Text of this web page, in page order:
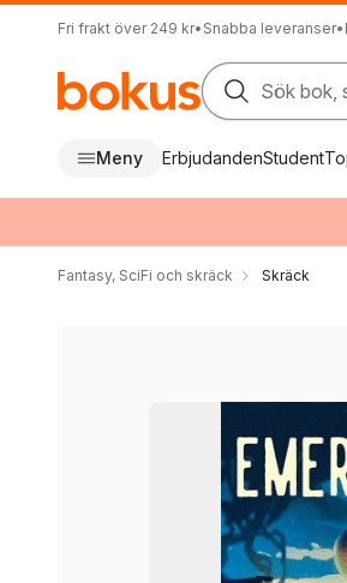
Fri frakt över 249 kr• Snabba leveranser•
Sök bok,
Meny ErbjudandenStudent
Fantasy, SciFi och skräck Skräck